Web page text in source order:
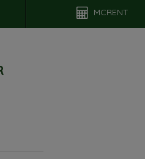
MCRENT